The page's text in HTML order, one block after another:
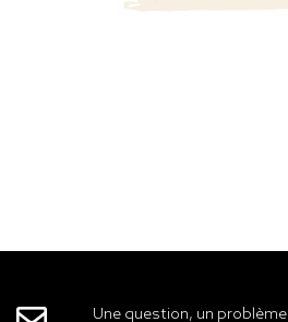
Une question, un problème